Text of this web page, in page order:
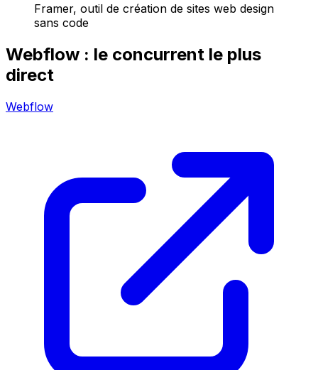
Framer, outil de création de sites web design
sans code
Webflow : le concurrent le plus
direct
Webflow